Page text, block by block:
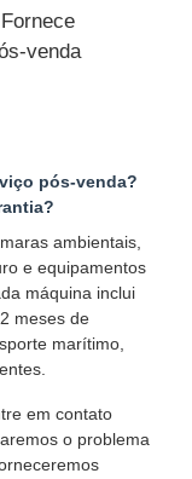
Fornece
venda
pós-venda?
ambientais,
e equipamentos
máquina inclui
meses de
marítimo,
em contato
o problema